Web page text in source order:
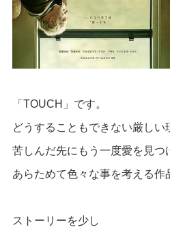
「TOUCH」です。
どうすることもできない厳しい
苦しんだ先にもう一度愛を見
あらためて色々な事を考える作
ストーリーを少し